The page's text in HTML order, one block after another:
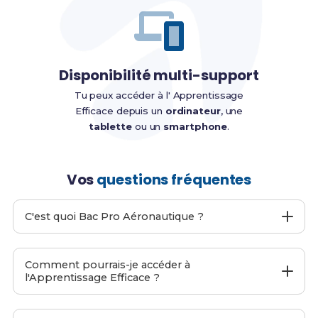
Disponibilité multi-support
Tu peux accéder à l' Apprentissage
Efficace depuis un ordinateur, une
tabletteou un smartphone.
Vosquestions fréquentes
C'est quoi Bac Pro Aéronautique ?
Bac Pro Aéronautiqueest un site web proposant
Apprentissage Efficace pour leBac Pro
Aéronautiqueafin de t'aider à préparer ton examen
C'est moi-même, Alexis et mon équipe qui l'avons
Comment pourrais-je accéder à
l'Apprentissage Efficace ?
Pendant le passage de ta commande, entre ton